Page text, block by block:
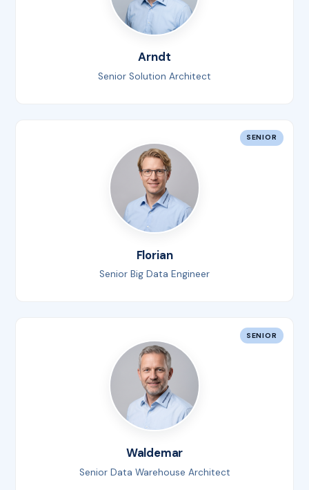
Arndt
Senior Solution Architect
Florian
Senior Big Data Engineer
SENIOR
Waldemar
Senior Data Warehouse Architect
SENIOR